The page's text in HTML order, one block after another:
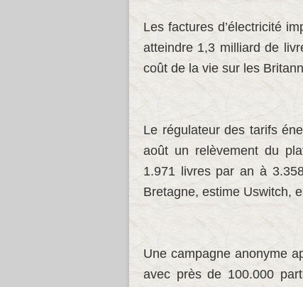
Les factures d’électricité
atteindre 1,3 milliard de
coût de la vie sur les
Le régulateur des tarifs
août un relèvement du
1.971 livres par an à
Bretagne, estime Uswitch,
Une campagne anonyme
avec près de 100.000